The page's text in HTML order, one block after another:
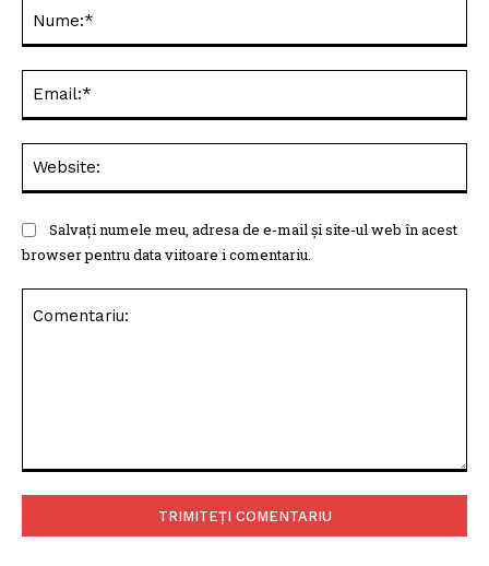
Salvați numele meu, adresa de e-mail și site-ul web în acest
browser pentru data viitoare i comentariu.